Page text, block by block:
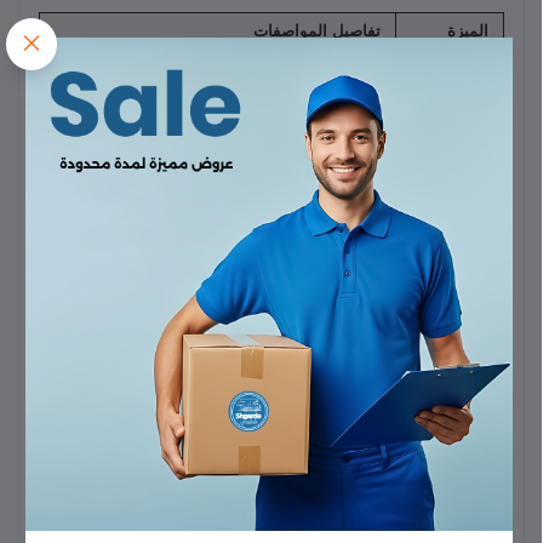
الميزة تفاصيل المواصفات
بروميت (Promate)
XWATCH-B2.Gold
ساعة ذكية / متتبع لياقة بدنية مع خاصية إجراء
المكالمات عبر البلوتوث
ذهبي
الشاشة شاشة TFT بقياس
الدقة $240 \times 296$ بكسل
البلوتوث بلوتوث
سعة
البطارية
(ليثيوم بوليمر)
عمر
البطارية
(الاستخدام)
$3-4$ أيام للاستخدام العادي (حتى
في وضع الاستعداد/الاستخدام الخفيف)
شحن مغناطيسي
مقاومة